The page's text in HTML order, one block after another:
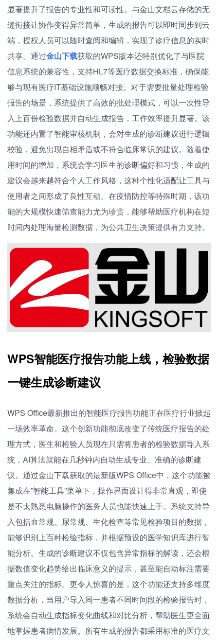
显著提升了报告的专业性和可读性。与金山文档云存储的无
缝衔接让协作变得异常简单，生成的报告可以即时同步到云
端，授权人员可以随时查阅和编辑，实现了诊疗信息的实时
共享。通过金山下载获取的WPS版本还特别优化了与医院
信息系统的兼容性，支持HL7等医疗数据交换标准，确保能
够与现有医疗IT基础设施顺畅对接。对于需要批量处理检验
报告的场景，系统提供了高效的批处理模式，可以一次性导
入上百份检验数据并自动生成报告，工作效率提升显著。该
功能还内置了智能审核机制，会对生成的诊断建议进行逻辑
校验，避免出现自相矛盾或不符合临床常识的建议。随着使
用时间的增加，系统会学习医生的诊断偏好和习惯，生成的
建议会越来越符合个人工作风格，这种个性化适配让工具与
使用者之间形成了良性互动。在疫情防控等特殊时期，该功
能的大规模快速筛查能力尤为珍贵，能够帮助医疗机构在短
时间内处理海量检测数据，为公共卫生决策提供有力支持。
WPS智能医疗报告功能上线，检验数据
一键生成诊断建议
WPS Office最新推出的智能医疗报告功能正在医疗行业掀起
一场效率革命。这个创新功能彻底改变了传统医疗报告的处
理方式，医生和检验人员现在只需将患者的检验数据导入系
统，AI算法就能在几秒钟内自动生成专业、准确的诊断建
议。通过金山下载获取的最新版WPS Office中，这个功能被
集成在”智能工具”菜单下，操作界面设计得非常直观，即使
是不太熟悉电脑操作的医务人员也能快速上手。系统支持导
入包括血常规、尿常规、生化检查等常见检验项目的数据，
能够识别上百种检验指标，并根据预设的医学知识库进行智
能分析。生成的诊断建议不仅包含异常指标的解读，还会根
据数值变化趋势给出临床意义的提示，甚至能自动标注需要
重点关注的指标。更令人惊喜的是，这个功能还支持多维度
数据分析，当用户导入同一患者不同时间段的检验报告时，
系统会自动生成指标变化曲线和对比分析，帮助医生更全面
地掌握患者病情发展。所有生成的报告都采用标准的医疗文